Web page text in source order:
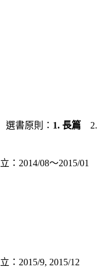
書原則： 1. 長篇 2.
：2014/08～2015/01
：2015/9, 2015/12